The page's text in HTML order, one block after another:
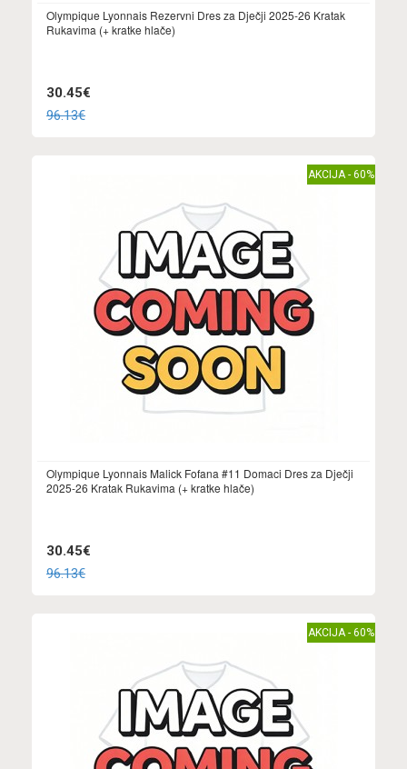
Olympique Lyonnais Rezervni Dres za Dječji 2025-26 Kratak
Rukavima (+ kratke hlače)
30.45€
96.13€
AKCIJA - 60%
Olympique Lyonnais Malick Fofana #11 Domaci Dres za Dječji
2025-26 Kratak Rukavima (+ kratke hlače)
30.45€
96.13€
AKCIJA - 60%